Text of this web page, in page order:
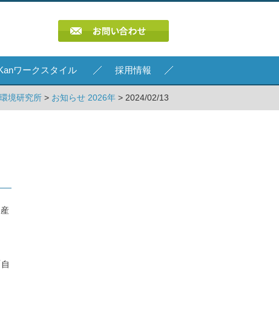
ワークスタイル 採用情報
境研究所 > お知らせ 2026年 > 2024/02/13